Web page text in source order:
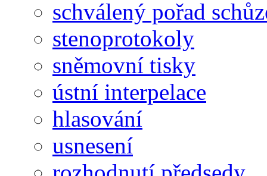
schválený pořad
stenoprotokoly
sněmovní tisky
ústní interpelace
hlasování
usnesení